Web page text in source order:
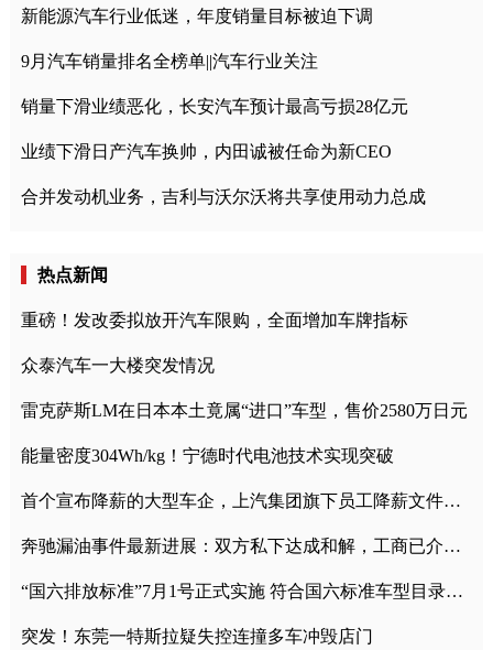
新能源汽车行业低迷，年度销量目标被迫下调
9月汽车销量排名全榜单||汽车行业关注
销量下滑业绩恶化，长安汽车预计最高亏损28亿元
业绩下滑日产汽车换帅，内田诚被任命为新CEO
合并发动机业务，吉利与沃尔沃将共享使用动力总成
热点新闻
重磅！发改委拟放开汽车限购，全面增加车牌指标
众泰汽车一大楼突发情况
雷克萨斯LM在日本本土竟属“进口”车型，售价2580万日元
能量密度304Wh/kg！宁德时代电池技术实现突破
首个宣布降薪的大型车企，上汽集团旗下员工降薪文件曝光
奔驰漏油事件最新进展：双方私下达成和解，工商已介入调查
“国六排放标准”7月1号正式实施 符合国六标准车型目录一览
突发！东莞一特斯拉疑失控连撞多车冲毁店门